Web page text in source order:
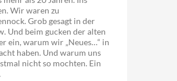
Wir waren zu
Grob gesagt in der
Und beim gucken der alten
ein, warum wir „Neues…“ in
haben. Und warum uns
nicht so mochten. Ein